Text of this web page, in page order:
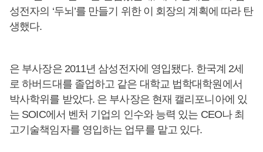
성전자의 ‘두뇌’를 만들기 위한 이 회장의 계획에 따라 탄
생했다.
은 부사장은 2011년 삼성전자에 영입됐다. 한국계 2세
로 하버드대를 졸업하고 같은 대학교 법학대학원에서
박사학위를 받았다. 은 부사장은 현재 캘리포니아에 있
는 SOIC에서 벤처 기업의 인수와 능력 있는 CEO나 최
고기술책임자를 영입하는 업무를 맡고 있다.